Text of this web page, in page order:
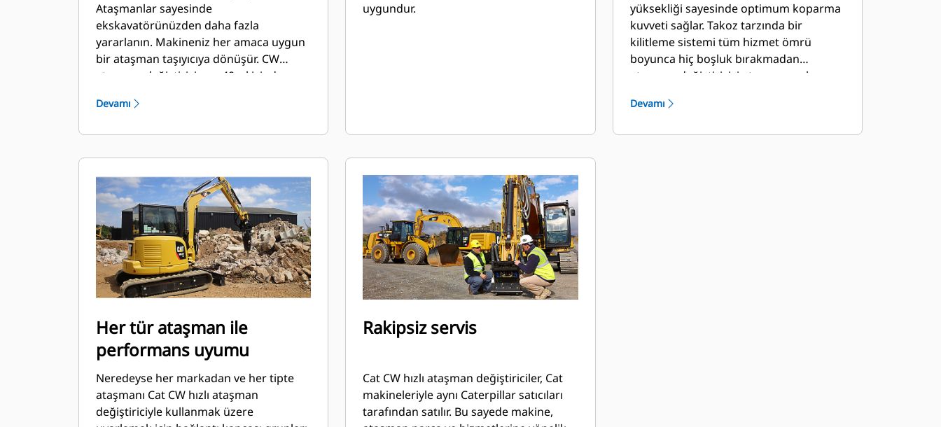
Ataşmanlar sayesinde
ekskavatörünüzden daha fazla
yararlanın. Makineniz her amaca uygun
bir ataşman taşıyıcıya dönüşür. CW
ataşman değiştirici son 40 yıl içinde
endüstri standardı haline gelmiştir.
ve hem Cat hem de Cat bünyesinde
olmayan 700 farklı makine ile kullanım
için tasarlanmıştır.
Devamı
uygundur.
yüksekliği sayesinde optimum koparma
kuvveti sağlar. Takoz tarzında bir
kilitleme sistemi tüm hizmet ömrü
boyunca hiç boşluk bırakmadan
ataşman değiştiriciyi ataşmana sıkıca
koparma ve yükleme, yıkım ve taş
Devamı
Her tür ataşman ile
performans uyumu
Neredeyse her markadan ve her tipte
ataşmanı Cat CW hızlı ataşman
değiştiriciyle kullanmak üzere
Rakipsiz servis
Cat CW hızlı ataşman değiştiriciler, Cat
makineleriyle aynı Caterpillar satıcıları
tarafından satılır. Bu sayede makine,